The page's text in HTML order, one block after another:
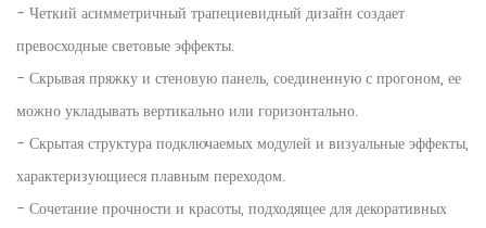
- Четкий асимметричный трапециевидный дизайн создает
превосходные световые эффекты.
- Скрывая пряжку и стеновую панель, соединенную с прогоном, ее
можно укладывать вертикально или горизонтально.
- Скрытая структура подключаемых модулей и визуальные эффекты,
характеризующиеся плавным переходом.
- Сочетание прочности и красоты, подходящее для декоративных